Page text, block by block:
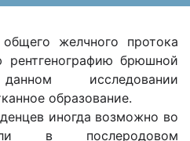
желчного протока
рентгенографию брюшной
исследовании
образование.
иногда возможно во
в послеродовом